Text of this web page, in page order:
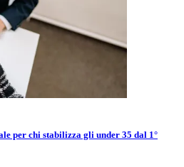
per chi stabilizza gli under 35 dal 1°